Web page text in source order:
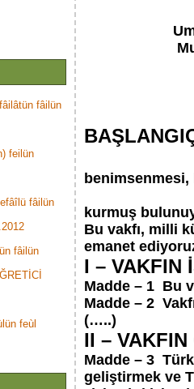
fâilün
feilün
fâilün
fâilün
feùl
Umumi
Muhasip
Azalar :
TÜRK
kurmuş
Bu vakfı, milli
emanet
I – VAKFIN
Madde – 1 Bu
Madde – 2
(…..)
II – VAKFIN
Madde – 3
geliştirmek ve